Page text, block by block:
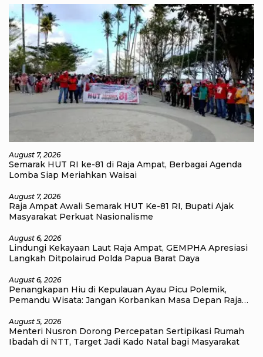
August 7, 2026
Semarak HUT RI ke-81 di Raja Ampat, Berbagai Agenda
Lomba Siap Meriahkan Waisai
August 7, 2026
Raja Ampat Awali Semarak HUT Ke-81 RI, Bupati Ajak
Masyarakat Perkuat Nasionalisme
August 6, 2026
Lindungi Kekayaan Laut Raja Ampat, GEMPHA Apresiasi
Langkah Ditpolairud Polda Papua Barat Daya
August 6, 2026
Penangkapan Hiu di Kepulauan Ayau Picu Polemik,
Pemandu Wisata: Jangan Korbankan Masa Depan Raja
August 5, 2026
Menteri Nusron Dorong Percepatan Sertipikasi Rumah
Ibadah di NTT, Target Jadi Kado Natal bagi Masyarakat